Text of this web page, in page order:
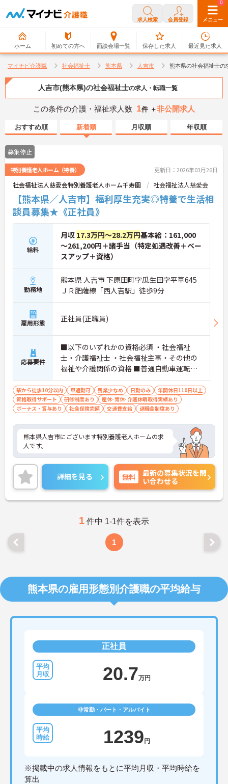
求人検索 会員登録 メニュー
ホーム 初めての方へ 面談会場一覧
0
保存した求人
0
最近見た求人
マイナビ介護職 社会福祉士 熊本県 人吉市 熊本県の社会福祉士の
人吉市(熊本県)の社会福祉士の求人・転職一覧
この条件の介護・福祉求人数 1件 ＋非公開求人
おすすめ順 新着順 月収順 年収順
募集停止
特別養護老人ホーム（特養） 更新日：2026年03月26日
社会福祉法人慈愛会特別養護老人ホーム千寿園 社会福祉法人慈愛会
【熊本県／人吉市】福利厚生充実◎特養で生活相
談員募集★《正社員》
給料
月収 17.3万円～28.2万円基本給：161,000
～261,200円＋諸手当（特定処遇改善＋ベー
スアップ＋資格）
勤務地
熊本県 人吉市 下原田町字瓜生田字平草645
ＪＲ肥薩線「西人吉駅」徒歩9分
雇用形態 正社員(正職員)
応募要件
■以下のいずれかの資格必須 ・社会福祉
士・介護福祉士 ・社会福祉主事・その他の
福祉や介護関係の資格 ■普通自動車運転免
許（AT限定可）必須
駅から徒歩10分以内 車通勤可 残業少なめ 日勤のみ
年間休日110日以上
資格取得サポート
研修制度あり
産休･育休･介護休暇取得実績あり
ボーナス・賞与あり
社会保険完備 交通費支給 退職金制度あり
熊本県人吉市にございます特別養護老人ホームの求
人です。
詳細を見る 無料
最新の募集状況を問
い合わせる
1 件中 1-1件を表示
1
熊本県の雇用形態別介護職の平均給与
正社員
20.7万円
非常勤・パート・アルバイト
1239 円
※掲載中の求人情報をもとに平均月収・平均時給を
算出